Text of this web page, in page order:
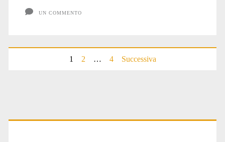
UN COMMENTO
Paginazione
1 2 … 4 Successiva
Primary